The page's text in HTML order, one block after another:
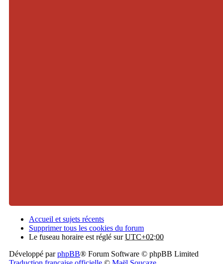
Accueil et sujets récents
Supprimer tous les cookies du forum
Le fuseau horaire est réglé surUTC+02:00
Développé parphpBB® Forum Software © phpBB Limited